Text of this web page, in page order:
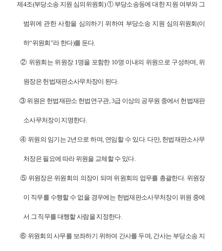
제4조(부당소송 지원 심의위원회)① 부당소송등에 대한 지원 여부와 그
범위에 관한 사항을 심의하기 위하여 부당소송 지원 심의위원회(이
하“위원회”라 한다)를 둔다.
② 위원회는 위원장 1명을 포함한 10명 이내의 위원으로 구성하며, 위
원장은 헌법재판소사무차장이 된다.
③ 위원은 헌법재판소 헌법연구관, 3급 이상의 공무원 중에서 헌법재판
소사무처장이 지명한다.
④ 위원의 임기는 2년으로 하며, 연임할 수 있다. 다만, 헌법재판소사무
처장은 필요에 따라 위원을 교체할 수 있다.
⑤ 위원장은 위원회의 의장이 되며 위원회의 업무를 총괄한다. 위원장
이 직무를 수행할 수 없을 경우에는 헌법재판소사무처장이 위원 중에
서 그 직무를 대행할 사람을 지정한다.
⑥ 위원회의 사무를 보좌하기 위하여 간사를 두며, 간사는 부당소송 지